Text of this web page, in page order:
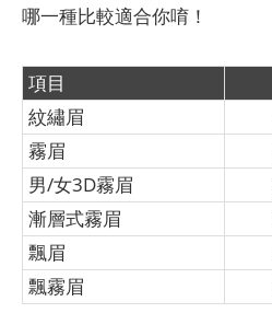
哪一種比較適合你唷！
項目
紋繡眉
霧眉
男/女3D霧眉
漸層式霧眉
飄眉
飄霧眉